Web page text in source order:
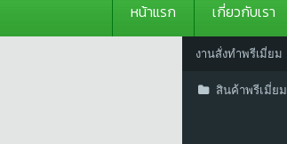
หน้าแรก เกี่ยวกับเรา
งานสั่งทำพรีเมี่ยม
สินค้าพรีเมี่ยม